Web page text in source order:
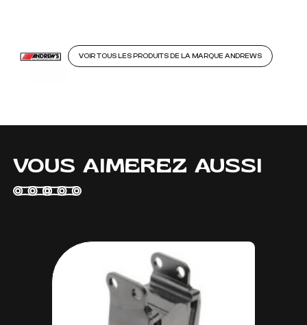
VOIR TOUS LES PRODUITS DE LA MARQUE ANDREWS
VOUS AIMEREZ AUSSI